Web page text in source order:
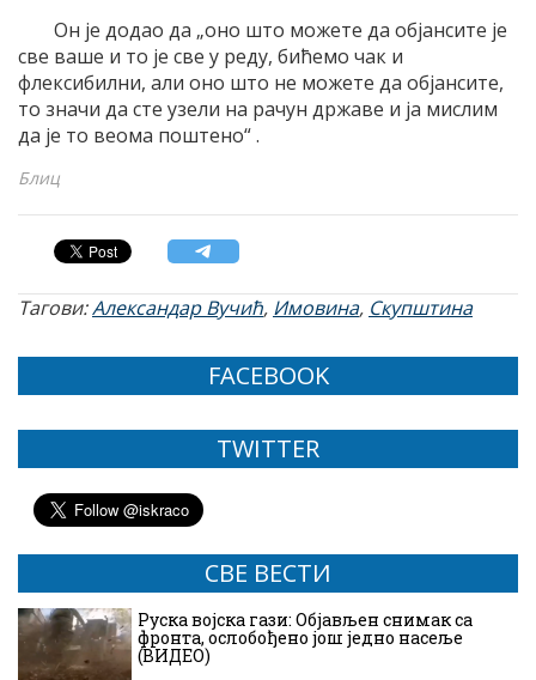
Он је додао да „оно што можете да објансите је
све ваше и то је све у реду, бићемо чак и
флексибилни, али оно што не можете да објансите,
то значи да сте узели на рачун државе и ја мислим
да је то веома поштено“ .
Блиц
Тагови:Александар Вучић, Имовина, Скупштина
FACEBOOK
TWITTER
СВЕ ВЕСТИ
Руска војска гази: Објављен снимак са
фронта, ослобођено још једно насеље
(ВИДЕО)